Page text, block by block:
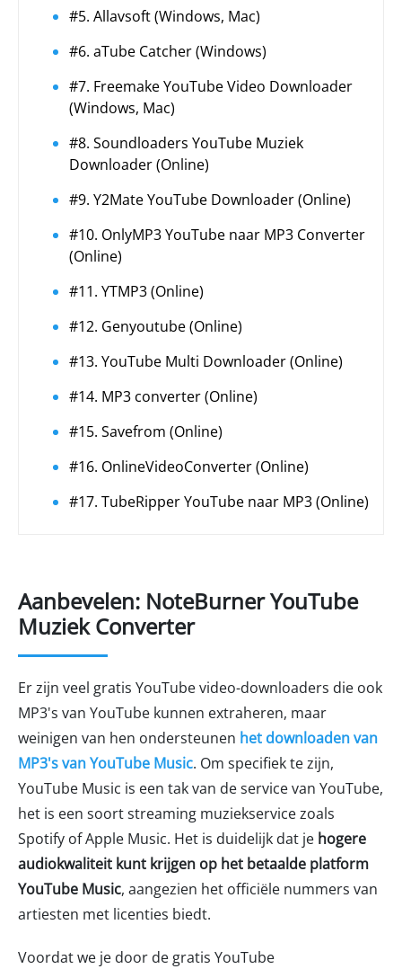
#5. Allavsoft (Windows, Mac)
#6. aTube Catcher (Windows)
#7. Freemake YouTube Video Downloader
(Windows, Mac)
#8. Soundloaders YouTube Muziek
Downloader (Online)
#9. Y2Mate YouTube Downloader (Online)
#10. OnlyMP3 YouTube naar MP3 Converter
(Online)
#11. YTMP3 (Online)
#12. Genyoutube (Online)
#13. YouTube Multi Downloader (Online)
#14. MP3 converter (Online)
#15. Savefrom (Online)
#16. OnlineVideoConverter (Online)
#17. TubeRipper YouTube naar MP3 (Online)
Aanbevelen: NoteBurner YouTube
Muziek Converter
Er zijn veel gratis YouTube video-downloaders die ook
MP3's van YouTube kunnen extraheren, maar
weinigen van hen ondersteunen het downloaden van
MP3's van YouTube Music. Om specifiek te zijn,
YouTube Music is een tak van de service van YouTube,
het is een soort streaming muziekservice zoals
Spotify of Apple Music. Het is duidelijk dat je hogere
audiokwaliteit kunt krijgen op het betaalde platform
YouTube Music, aangezien het officiële nummers van
artiesten met licenties biedt.
Voordat we je door de gratis YouTube